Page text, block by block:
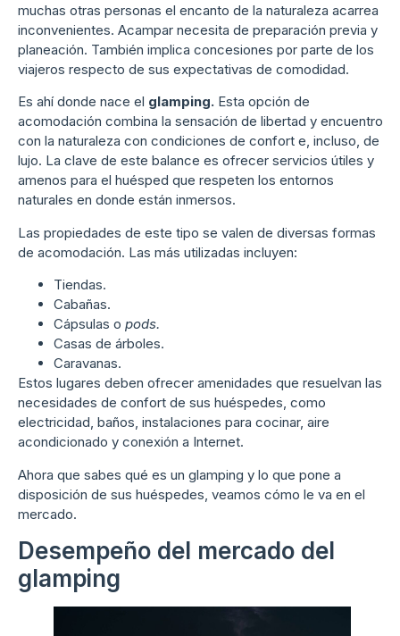
muchas otras personas el encanto de la naturaleza acarrea
inconvenientes. Acampar necesita de preparación previa y
planeación. También implica concesiones por parte de los
viajeros respecto de sus expectativas de comodidad.
Es ahí donde nace el glamping. Esta opción de
acomodación combina la sensación de libertad y encuentro
con la naturaleza con condiciones de confort e, incluso, de
lujo. La clave de este balance es ofrecer servicios útiles y
amenos para el huésped que respeten los entornos
naturales en donde están inmersos.
Las propiedades de este tipo se valen de diversas formas
de acomodación. Las más utilizadas incluyen:
Tiendas.
Cabañas.
Cápsulas o pods.
Casas de árboles.
Caravanas.
Estos lugares deben ofrecer amenidades que resuelvan las
necesidades de confort de sus huéspedes, como
electricidad, baños, instalaciones para cocinar, aire
acondicionado y conexión a Internet.
Ahora que sabes qué es un glamping y lo que pone a
disposición de sus huéspedes, veamos cómo le va en el
mercado.
Desempeño del mercado del
glamping